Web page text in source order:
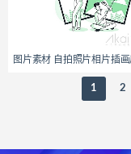
图片素材 自拍照片相片插
1 2